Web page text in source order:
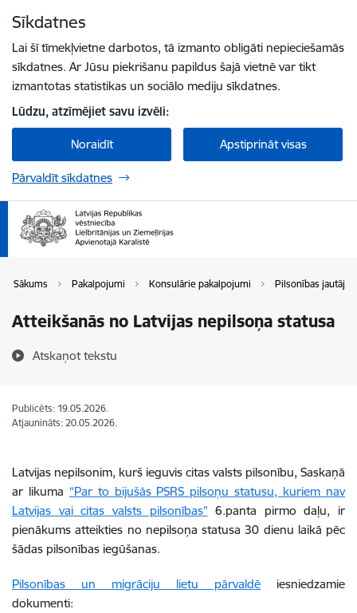
Sīkdatnes
Lai šī tīmekļvietne darbotos, tā izmanto obligāti nepieciešamās
sīkdatnes. Ar Jūsu piekrišanu papildus šajā vietnē var tikt
izmantotas statistikas un sociālo mediju sīkdatnes.
Lūdzu, atzīmējiet savu izvēli:
Noraidīt Apstiprināt visas
Pārvaldīt sīkdatnes
Sākums Pakalpojumi Konsulārie pakalpojumi Pilsonības
Atteikšanās no Latvijas nepilsoņa statusa
Atskaņot tekstu
Publicēts: 19.05.2026.
Atjaunināts: 20.05.2026.
Latvijas nepilsonim, kurš ieguvis citas valsts pilsonību, Saskaņā
ar likuma “Par to bijušās PSRS pilsoņu statusu, kuriem nav
Latvijas vai citas valsts pilsonības” 6.panta pirmo daļu, ir
pienākums atteikties no nepilsoņa statusa 30 dienu laikā pēc
šādas pilsonības iegūšanas.
Pilsonības un migrāciju lietu pārvaldē iesniedzamie
dokumenti: